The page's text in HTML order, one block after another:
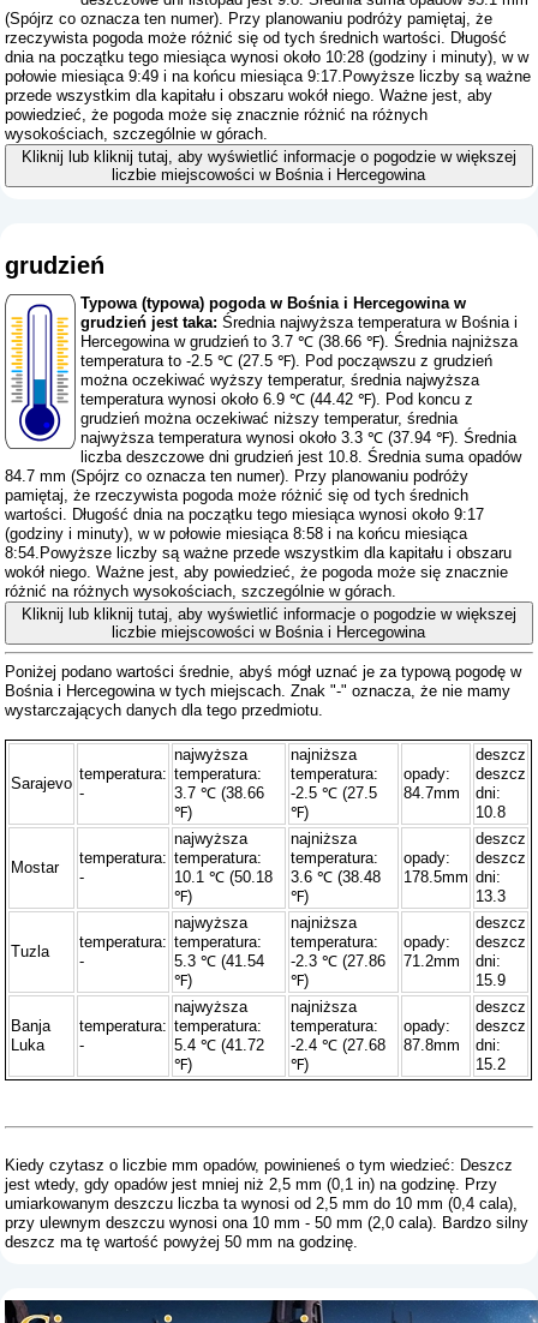
(Spójrz co oznacza ten numer). Przy planowaniu podróży pamiętaj, że
rzeczywista pogoda może różnić się od tych średnich wartości. Długość
dnia na początku tego miesiąca wynosi około 10:28 (godziny i minuty), w w
połowie miesiąca 9:49 i na końcu miesiąca 9:17.Powyższe liczby są ważne
przede wszystkim dla kapitału i obszaru wokół niego. Ważne jest, aby
powiedzieć, że pogoda może się znacznie różnić na różnych
wysokościach, szczególnie w górach.
Kliknij lub kliknij tutaj, aby wyświetlić informacje o pogodzie w większej
liczbie miejscowości w Bośnia i Hercegowina
grudzień
Typowa (typowa) pogoda w Bośnia i Hercegowina w
grudzień jest taka: Średnia najwyższa temperatura w Bośnia i
Hercegowina w grudzień to 3.7 ℃ (38.66 ℉). Średnia najniższa
temperatura to -2.5 ℃ (27.5 ℉). Pod począwszu z grudzień
można oczekiwać wyższy temperatur, średnia najwyższa
temperatura wynosi około 6.9 ℃ (44.42 ℉). Pod koncu z
grudzień można oczekiwać niższy temperatur, średnia
najwyższa temperatura wynosi około 3.3 ℃ (37.94 ℉). Średnia
liczba deszczowe dni grudzień jest 10.8. Średnia suma opadów
84.7 mm (Spójrz co oznacza ten numer). Przy planowaniu podróży
pamiętaj, że rzeczywista pogoda może różnić się od tych średnich
wartości. Długość dnia na początku tego miesiąca wynosi około 9:17
(godziny i minuty), w w połowie miesiąca 8:58 i na końcu miesiąca
8:54.Powyższe liczby są ważne przede wszystkim dla kapitału i obszaru
wokół niego. Ważne jest, aby powiedzieć, że pogoda może się znacznie
różnić na różnych wysokościach, szczególnie w górach.
Kliknij lub kliknij tutaj, aby wyświetlić informacje o pogodzie w większej
liczbie miejscowości w Bośnia i Hercegowina
Poniżej podano wartości średnie, abyś mógł uznać je za typową pogodę w
Bośnia i Hercegowina w tych miejscach. Znak "-" oznacza, że ​​nie mamy
wystarczających danych dla tego przedmiotu.
Sarajevo
temperatura:
-
najwyższa
temperatura:
3.7 ℃ (38.66
℉)
najniższa
temperatura:
-2.5 ℃ (27.5
℉)
opady:
84.7mm
deszcz
deszcz
dni:
10.8
Mostar
temperatura:
-
najwyższa
temperatura:
10.1 ℃ (50.18
℉)
najniższa
temperatura:
3.6 ℃ (38.48
℉)
opady:
178.5mm
deszcz
deszcz
dni:
13.3
Tuzla
temperatura:
-
najwyższa
temperatura:
5.3 ℃ (41.54
℉)
najniższa
temperatura:
-2.3 ℃ (27.86
℉)
opady:
71.2mm
deszcz
deszcz
dni:
15.9
Banja
Luka
temperatura:
-
najwyższa
temperatura:
5.4 ℃ (41.72
℉)
najniższa
temperatura:
-2.4 ℃ (27.68
℉)
opady:
87.8mm
deszcz
deszcz
dni:
15.2
Kiedy czytasz o liczbie mm opadów, powinieneś o tym wiedzieć: Deszcz
jest wtedy, gdy opadów jest mniej niż 2,5 mm (0,1 in) na godzinę. Przy
umiarkowanym deszczu liczba ta wynosi od 2,5 mm do 10 mm (0,4 cala),
przy ulewnym deszczu wynosi ona 10 mm - 50 mm (2,0 cala). Bardzo silny
deszcz ma tę wartość powyżej 50 mm na godzinę.